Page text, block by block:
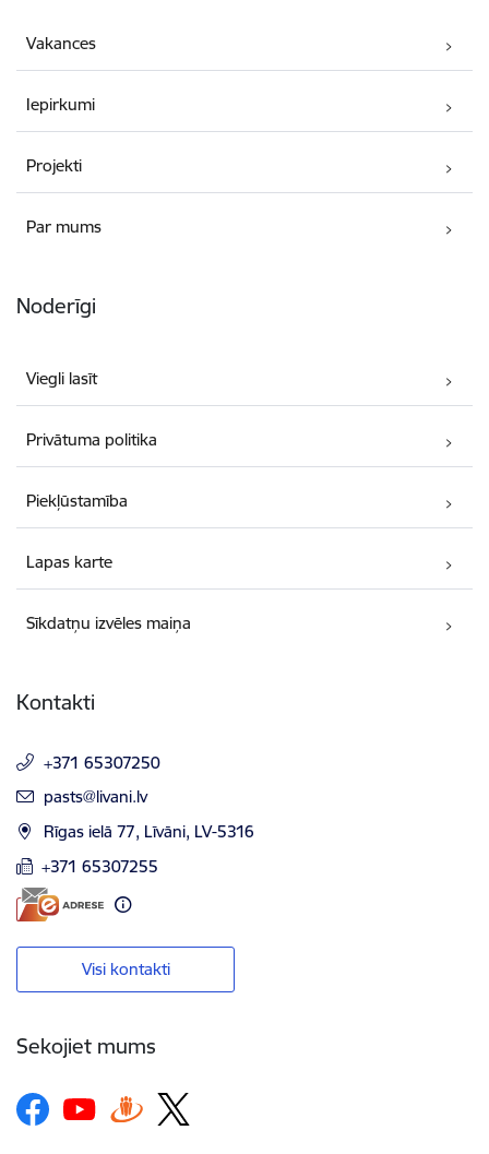
Vakances
Iepirkumi
Projekti
Par mums
Noderīgi
Viegli lasīt
Privātuma politika
Piekļūstamība
Lapas karte
Sīkdatņu izvēles maiņa
Kontakti
+371 65307250
E-pasts:
pasts@livani.lv
Rīgas ielā 77, Līvāni, LV-5316
+371 65307255
Visi kontakti
Sekojiet mums